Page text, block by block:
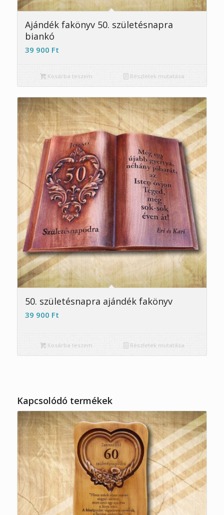
5.00
Ajándék fakönyv 50. születésnapra
biankó
39 900 Ft
Kosárba teszem Részletek mutatása
5.00
50. születésnapra ajándék fakönyv
39 900 Ft
Kosárba teszem Részletek mutatása
Kapcsolódó termékek